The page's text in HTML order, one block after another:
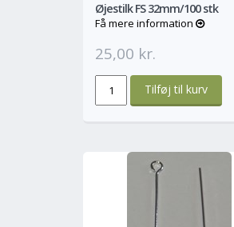
Øjestilk FS 32mm/100 stk
Få mere information
25,00 kr.